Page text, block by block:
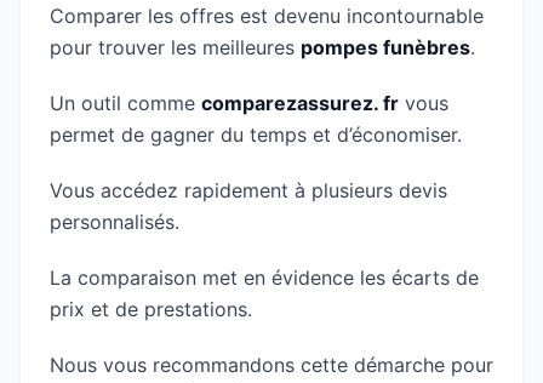
Comparer les offres est devenu incontournable
pour trouver les meilleures pompes funèbres.
Un outil comme comparezassurez. fr vous
permet de gagner du temps et d’économiser.
Vous accédez rapidement à plusieurs devis
personnalisés.
La comparaison met en évidence les écarts de
prix et de prestations.
Nous vous recommandons cette démarche pour